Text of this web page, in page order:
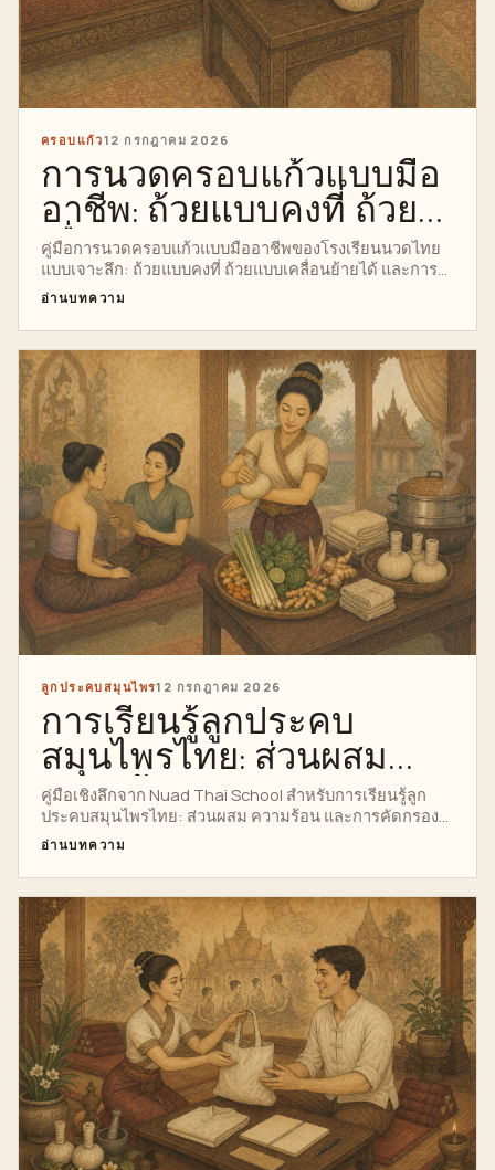
ครอบแก้ว12 กรกฎาคม 2026
การนวดครอบแก้วแบบมือ
อาชีพ: ถ้วยแบบคงที่ ถ้วย
เลื่อน และการวางแผนการ
รักษา
คู่มือการนวดครอบแก้วแบบมืออาชีพของโรงเรียนนวดไทย
แบบเจาะลึก: ถ้วยแบบคงที่ ถ้วยแบบเคลื่อนย้ายได้ และการ
วางแผนการรักษา พร้อมด้วยนาฬิกาวิจัย กายวิภาคศาสตร์
โฟกราฟิกที่สมบูรณ์ และเส้นทางที่ชัดเจนสู่หลักสูตรการ
บำบัดแบบครอบแก้วแบบส่วนตัว
อ่านบทความ
ลูกประคบสมุนไพร12 กรกฎาคม 2026
การเรียนรู้ลูกประคบ
สมุนไพรไทย: ส่วนผสม
ความร้อน และการคัด
กรองผู้รับบริการ
คู่มือเชิงลึกจาก Nuad Thai School สำหรับการเรียนรู้ลูก
ประคบสมุนไพรไทย: ส่วนผสม ความร้อน และการคัดกรอง
ผู้รับบริการ พร้อมการติดตามงานวิจัย กายวิภาค เทคนิค
สมบูรณ์ และเส้นทางที่ชัดเจนสู่คอร์ส Private Thai Herbal
Compress Massage Course.
อ่านบทความ